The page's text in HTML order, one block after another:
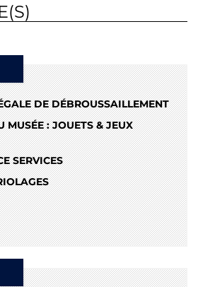
DE DÉBROUSSAILLEMENT
MUSÉE : JOUETS & JEUX
SERVICES